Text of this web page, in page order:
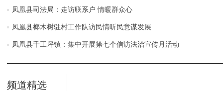
凤凰县司法局：走访联系户 情暖群众心
凤凰县榔木树驻村工作队访民情听民意谋发展
凤凰县千工坪镇：集中开展第七个信访法治宣传月活动
频道精选